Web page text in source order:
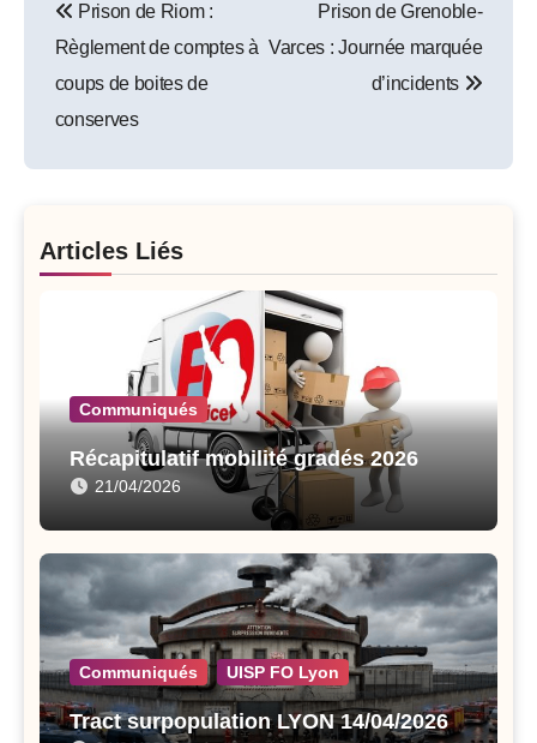
navigation
Prison de Riom :
Règlement de comptes à
coups de boites de
conserves
Prison de Grenoble-
Varces : Journée marquée
d’incidents
Articles Liés
Communiqués
Récapitulatif mobilité gradés 2026
21/04/2026
Communiqués UISP FO Lyon
Tract surpopulation LYON 14/04/2026